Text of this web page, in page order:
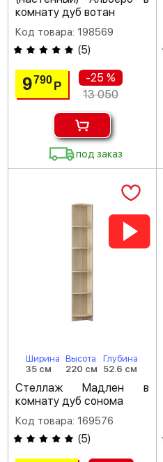
комнату дуб вотан
Код товара: 198569
(5)
9790Р
-25 %
13 050
под заказ
Ширина
35 см
Высота
220 см
Глубина
52.6 см
Стеллаж Мадлен в
комнату дуб сонома
Код товара: 169576
(5)